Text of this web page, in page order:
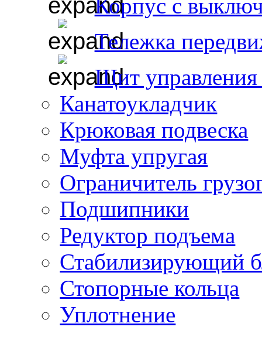
Корпус с
Тележка
Щит управления
Канатоукладчик
Крюковая подвеска
Муфта упругая
Ограничитель
Подшипники
Редуктор подъема
Стабилизирующий
Стопорные кольца
Уплотнение